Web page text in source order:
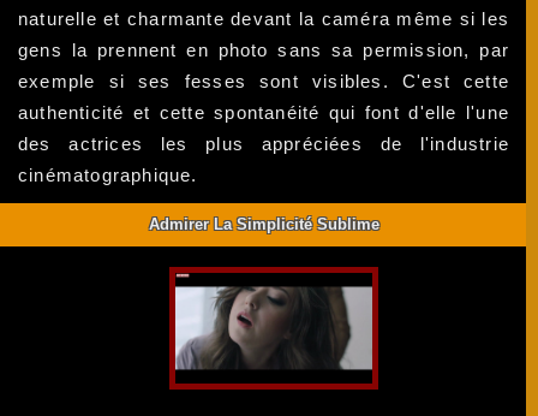
naturelle et charmante devant la caméra même si les
gens la prennent en photo sans sa permission, par
exemple si ses fesses sont visibles. C'est cette
authenticité et cette spontanéité qui font d'elle l'une
des actrices les plus appréciées de l'industrie
cinématographique.
Admirer La Simplicité Sublime